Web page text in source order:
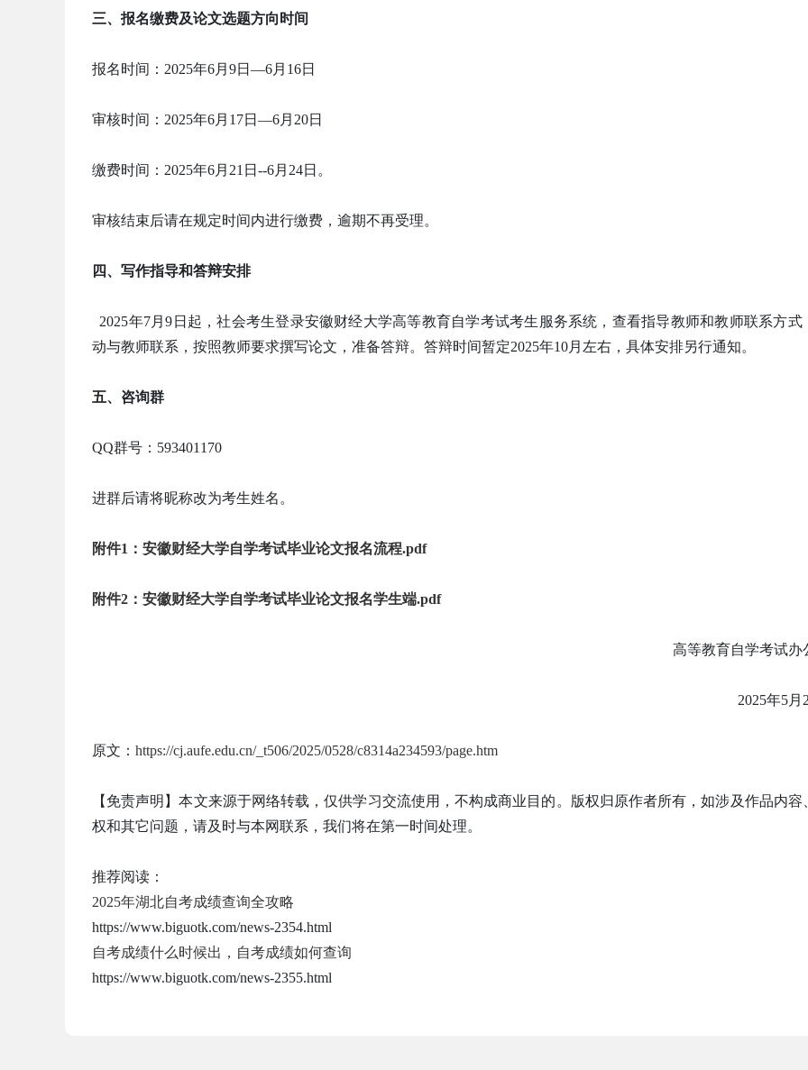
三、报名缴费及论文选题方向时间
报名时间：2025年6月9日—6月16日
审核时间：2025年6月17日—6月20日
缴费时间：2025年6月21日--6月24日。
审核结束后请在规定时间内进行缴费，逾期不再受理。
四、写作指导和答辩安排
2025年7月9日起，社会考生登录安徽财经大学高等教育自学考试考生服务系统，查看指导教师和教师联系方式
动与教师联系，按照教师要求撰写论文，准备答辩。答辩时间暂定2025年10月左右，具体安排另行通知。
五、咨询群
QQ群号：593401170
进群后请将昵称改为考生姓名。
附件1：安徽财经大学自学考试毕业论文报名流程.pdf
附件2：安徽财经大学自学考试毕业论文报名学生端.pdf
高等教育自学考试办
2025年5月
原文： https://cj.aufe.edu.cn/_t506/2025/0528/c8314a234593/page.htm
【免责声明】本文来源于网络转载，仅供学习交流使用，不构成商业目的。版权归原作者所有，如涉及作品内容
权和其它问题，请及时与本网联系，我们将在第一时间处理。
推荐阅读：
2025年湖北自考成绩查询全攻略
https://www.biguotk.com/news-2354.html
自考成绩什么时候出，自考成绩如何查询
https://www.biguotk.com/news-2355.html